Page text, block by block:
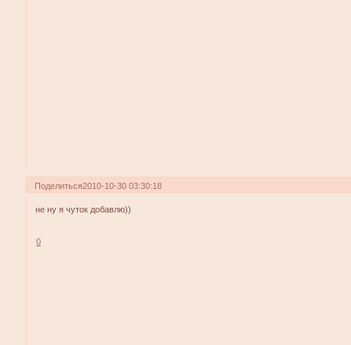
Поделиться2010-10-30 03:30:18
не ну я чуток добавлю))
0